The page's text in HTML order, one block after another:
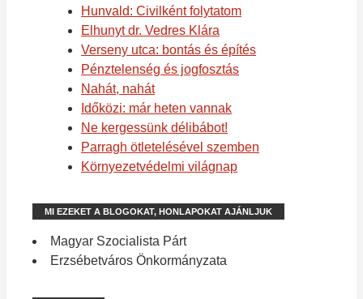
Hunvald: Civilként folytatom
Elhunyt dr. Vedres Klára
Verseny utca: bontás és építés
Pénztelenség és jogfosztás
Nahát, nahát
Időközi: már heten vannak
Ne kergessünk délibábot!
Parragh ötletelésével szemben
Környezetvédelmi világnap
MI EZEKET A BLOGOKAT, HONLAPOKAT AJÁNLJUK
Magyar Szocialista Párt
Erzsébetváros Önkormányzata